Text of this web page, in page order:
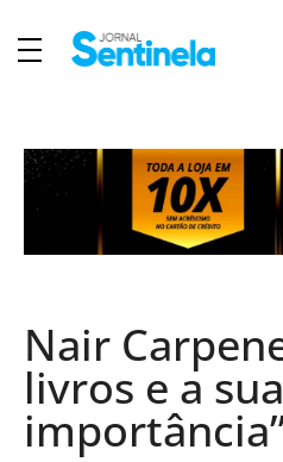
Nair
livros e a sua